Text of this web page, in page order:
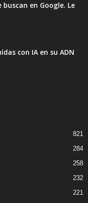
en Google. Le
con IA en su ADN
821
284
258
232
221